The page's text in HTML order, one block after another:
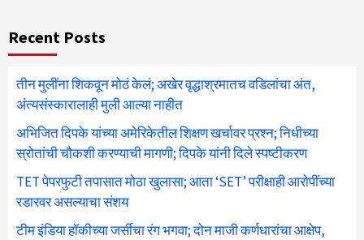
Recent Posts
तीन मुलींना शिकवून मोठं केलं; अखेर वृद्धाश्रमातच वडिलांचा अंत,
अंत्यसंस्कारालाही मुली आल्या नाहीत
अभिजित दिपके यांच्या अमेरिकेतील शिक्षण खर्चावर प्रश्न; निधीच्या
स्रोतांची चौकशी करण्याची मागणी; दिपके यांनी दिले स्पष्टीकरण
TET पेपरफुटी तपासात मोठा खुलासा; आता ‘SET’ परीक्षाही आरोपींच्या
रडारवर असल्याचा संशय
टीम इंडिया हॉकीच्या जर्सीचा रंग भगवा; दोन माजी कर्णधारांचा आक्षेप,